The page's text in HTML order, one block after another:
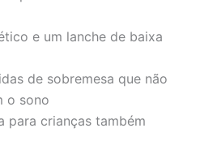
e um lanche de baixa
de sobremesa que não
o sono
para crianças também